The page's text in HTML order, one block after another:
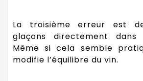
La troisième erreur est
glaçons directement
Même si cela semble
modifie l’équilibre du vin.